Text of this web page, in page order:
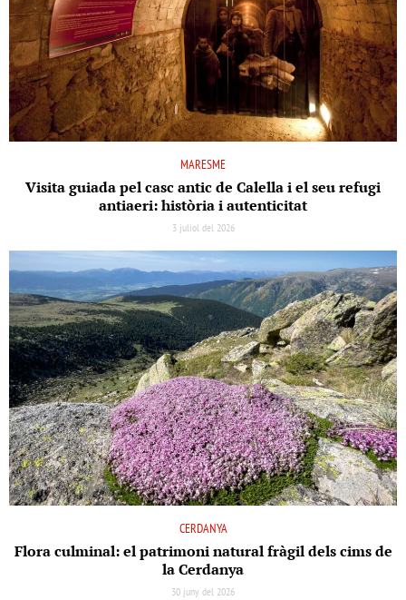
MARESME
Visita guiada pel casc antic de Calella i el seu refugi
antiaeri: història i autenticitat
3 juliol del 2026
CERDANYA
Flora culminal: el patrimoni natural fràgil dels cims de
la Cerdanya
30 juny del 2026